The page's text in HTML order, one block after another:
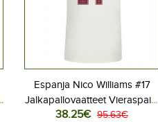
Espanja Nico Williams #17
Jalkapallovaatteet Vieraspaita
MM-kisat 2026 Lyhythihainen
38.25€ 95.63€